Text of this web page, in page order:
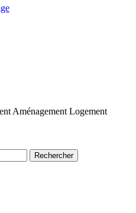
Aménagement Logement
Rechercher